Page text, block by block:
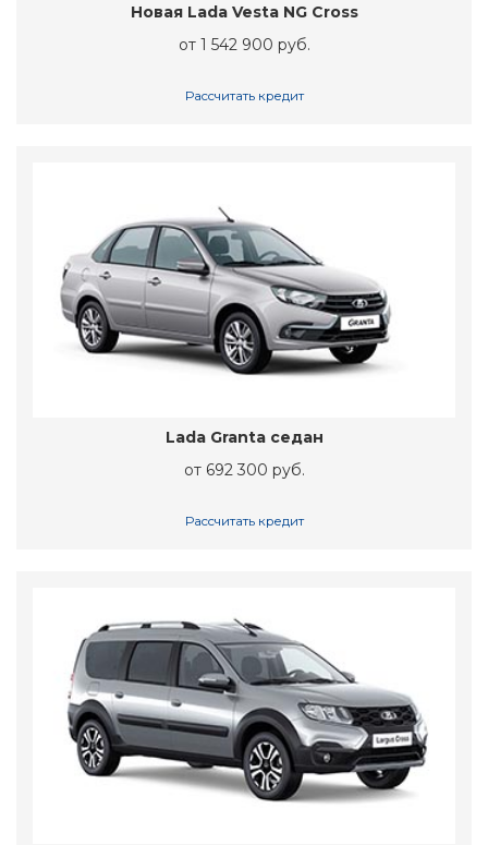
Новая Lada Vesta NG Cross
от 1 542 900 руб.
Рассчитать кредит
Lada Granta седан
от 692 300 руб.
Рассчитать кредит